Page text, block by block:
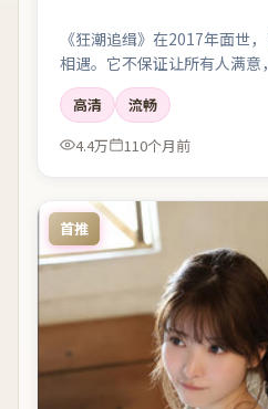
《狂潮追缉》在2017年面世
相遇。它不保证让所有人满
两个镜头、一两句对白，以及
的回声。
高清
流畅
4.4万
110个月前
首推